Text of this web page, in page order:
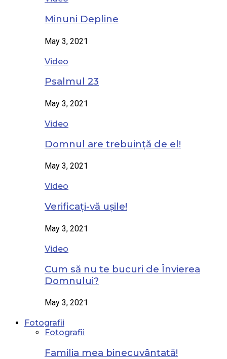
Minuni Depline
May 3, 2021
Video
Psalmul 23
May 3, 2021
Video
Domnul are trebuință de el!
May 3, 2021
Video
Verificați-vă ușile!
May 3, 2021
Video
Cum să nu te bucuri de Învierea
Domnului?
May 3, 2021
Fotografii
Fotografii
Familia mea binecuvântată!